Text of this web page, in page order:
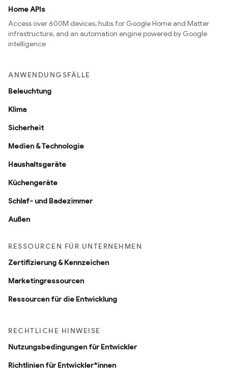
Home APIs
Access over 600M devices, hubs for Google Home and Matter
infrastructure, and an automation engine powered by Google
intelligence
ANWENDUNGSFÄLLE
Beleuchtung
Klima
Sicherheit
Medien & Technologie
Haushaltsgeräte
Küchengeräte
Schlaf- und Badezimmer
Außen
RESSOURCEN FÜR UNTERNEHMEN
Zertifizierung & Kennzeichen
Marketingressourcen
Ressourcen für die Entwicklung
RECHTLICHE HINWEISE
Nutzungsbedingungen für Entwickler
Richtlinien für Entwickler*innen